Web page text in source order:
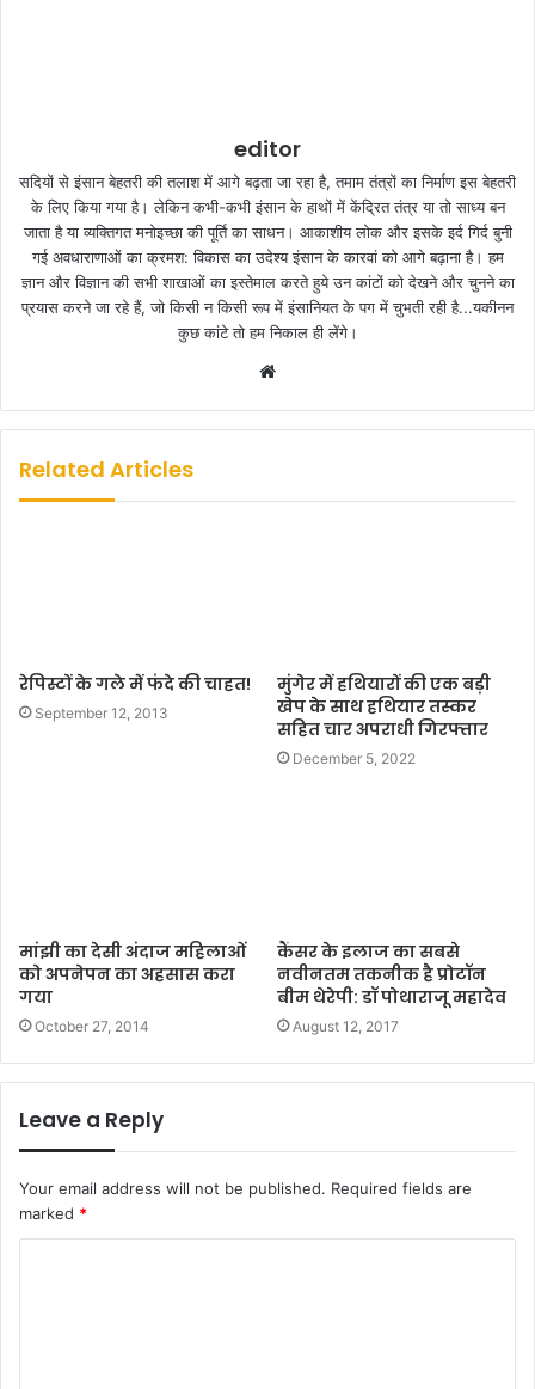
editor
सदियों से इंसान बेहतरी की तलाश में आगे बढ़ता जा रहा है, तमाम तंत्रों का निर्माण इस बेहतरी
के लिए किया गया है। लेकिन कभी-कभी इंसान के हाथों में केंद्रित तंत्र या तो साध्य बन
जाता है या व्यक्तिगत मनोइच्छा की पूर्ति का साधन। आकाशीय लोक और इसके इर्द गिर्द बुनी
गई अवधाराणाओं का क्रमश: विकास का उदेश्य इंसान के कारवां को आगे बढ़ाना है। हम
ज्ञान और विज्ञान की सभी शाखाओं का इस्तेमाल करते हुये उन कांटों को देखने और चुनने का
प्रयास करने जा रहे हैं, जो किसी न किसी रूप में इंसानियत के पग में चुभती रही है...यकीनन
कुछ कांटे तो हम निकाल ही लेंगे।
b
Related Articles
रेपिस्टों के गले में फंदे की चाहत!
September 12, 2013
मुंगेर में हथियारों की एक बड़ी
खेप के साथ हथियार तस्कर
सहित चार अपराधी गिरफ्तार
December 5, 2022
मांझी का देसी अंदाज महिलाओं
को अपनेपन का अहसास करा
गया
October 27, 2014
कैंसर के इलाज का सबसे
नवीनतम तकनीक है प्रोटॉन
बीम थेरेपी: डॉ पोथाराजू महादेव
August 12, 2017
Leave a Reply
Your email address will not be published. Required fields are
marked *